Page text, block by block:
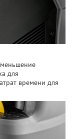
для
времени для